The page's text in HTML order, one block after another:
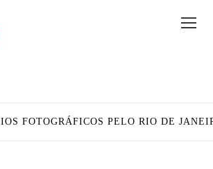
FOTOGRÁFICOS PELO RIO DE